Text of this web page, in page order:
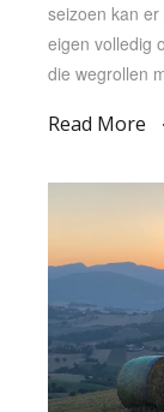
seizoen kan
eigen volledig
die wegrollen
Read More